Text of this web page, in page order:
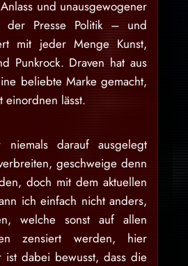
und unausgewogener
der Presse Politik – und
mit jeder Menge Kunst,
Punkrock. Draven hat aus
beliebte Marke gemacht,
einordnen lässt.
darauf ausgelegt
geschweige denn
doch mit dem aktuellen
ich einfach nicht anders,
welche sonst auf allen
zensiert werden, hier
ist dabei bewusst, dass die